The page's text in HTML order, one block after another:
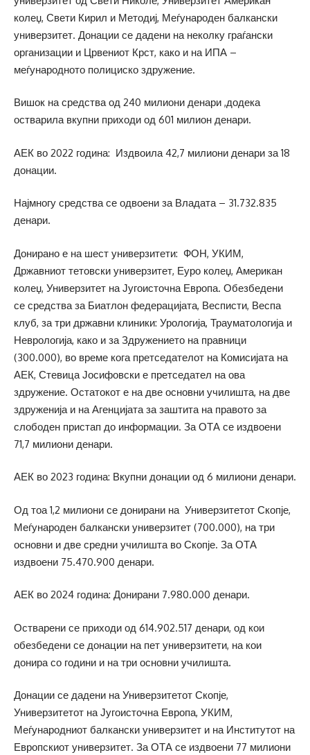
колеџ, Свети Кирил и Методиј, Меѓународен балкански
универзитет. Донации се дадени на неколку граѓански
организации и Црвениот Крст, како и на ИПА –
меѓународното полициско здружение.
Вишок на средства од 240 милиони денари ,додека
остварила вкупни приходи од 601 милион денари.
АЕК во 2022 година: Издвоила 42,7 милиони денари за 18
донации.
Најмногу средства се одвоени за Владата – 31.732.835
денари.
Донирано е на шест универзитети: ФОН, УКИМ,
Државниот тетовски универзитет, Еуро колеџ, Американ
колеџ, Универзитет на Југоисточна Европа. Обезбедени
се средства за Биатлон федерацијата, Весписти, Веспа
клуб, за три државни клиники: Урологија, Трауматологија и
Неврологија, како и за Здружението на правници
(300.000), во време кога претседателот на Комисијата на
АЕК, Стевица Јосифовски е претседател на ова
здружение. Остатокот е на две основни училишта, на две
здруженија и на Агенцијата за заштита на правото за
слободен пристап до информации. За ОТА се издвоени
71,7 милиони денари.
АЕК во 2023 година: Вкупни донации од 6 милиони денари.
Од тоа 1,2 милиони се донирани на Универзитетот Скопје,
Меѓународен балкански универзитет (700.000), на три
основни и две средни училишта во Скопје. За ОТА
издвоени 75.470.900 денари.
АЕК во 2024 година: Донирани 7.980.000 денари.
Остварени се приходи од 614.902.517 денари, од кои
обезбедени се донации на пет универзитети, на кои
донира со години и на три основни училишта.
Донации се дадени на Универзитетот Скопје,
Универзитетот на Југоисточна Европа, УКИМ,
Меѓународниот балкански универзитет и на Институтот на
Европскиот универзитет. За ОТА се издвоени 77 милиони